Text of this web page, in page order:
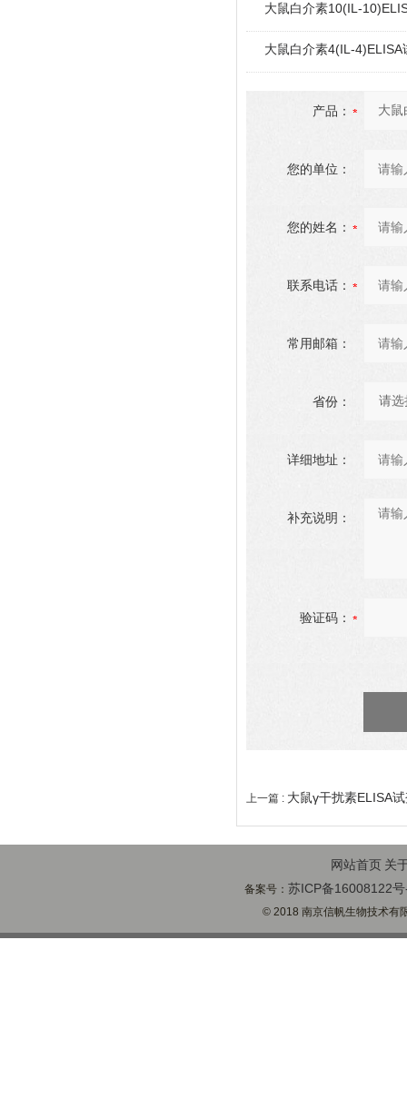
大鼠白介素10(IL-
大鼠白介素4(IL-4)ELISA
产品：
您的单位：
您的姓名：
联系电话：
常用邮箱：
省份：
详细地址：
补充说明：
验证码：
上一篇 : 大鼠γ干扰素ELISA
网站首页 关
备案号： 苏ICP备16008122
© 2018 南京信帆生物技术有